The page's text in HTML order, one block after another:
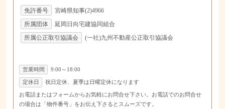
免許番号
宮崎県知事(2)4966
所属団体
延岡日向宅建協同組合
所属公正取引協議会
(一社)九州不動産公正取引協議会
営業時間 9:00～18:00
定休日 祝日定休、夏季は日曜定休になります
お電話またはフォームからお気軽にお問合せ下さい。お電話でのお問合せ
の場合は「物件番号」をお伝え下さるとスムーズです。